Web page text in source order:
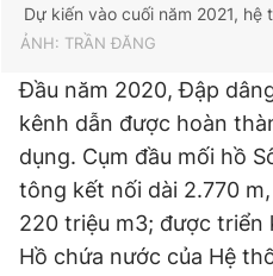
Dự kiến vào cuối năm 2021,
ẢNH: TRẦN ĐĂNG
Đầu năm 2020, Đập
kênh dẫn được hoàn
dụng. Cụm đầu mối hồ
tông kết nối dài 2.770
220 triệu m3; được triển
Hồ chứa nước của Hệ